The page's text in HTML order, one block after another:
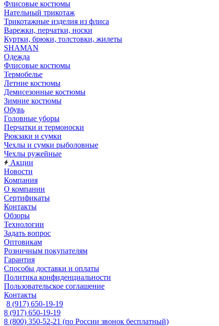
Флисовые костюмы
Нательный трикотаж
Трикотажные изделия из флиса
Варежки, перчатки, носки
Куртки, брюки, толстовки, жилеты
SHAMAN
Одежда
Флисовые костюмы
Термобелье
Летние костюмы
Демисезонные костюмы
Зимние костюмы
Обувь
Головные уборы
Перчатки и термоноски
Рюкзаки и сумки
Чехлы и сумки рыболовные
Чехлы ружейные
Акции
Новости
Компания
О компании
Сертификаты
Контакты
Обзоры
Технологии
Задать вопрос
Оптовикам
Розничным покупателям
Гарантия
Способы доставки и оплаты
Политика конфиденциальности
Пользовательское соглашение
Контакты
8 (917) 650-19-19
8 (917) 650-19-19
8 (800) 350-52-21 (по России звонок бесплатный)